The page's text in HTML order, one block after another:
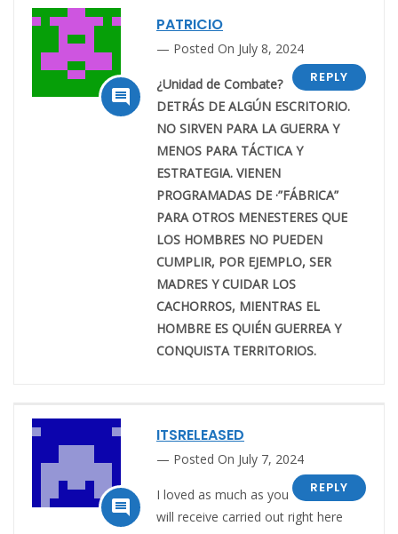

PATRICIO
Posted On July 8, 2024
REPLY
¿Unidad de Combate?
DETRÁS DE ALGÚN ESCRITORIO.
NO SIRVEN PARA LA GUERRA Y
MENOS PARA TÁCTICA Y
ESTRATEGIA. VIENEN
PROGRAMADAS DE ·”FÁBRICA”
PARA OTROS MENESTERES QUE
LOS HOMBRES NO PUEDEN
CUMPLIR, POR EJEMPLO, SER
MADRES Y CUIDAR LOS
CACHORROS, MIENTRAS EL
HOMBRE ES QUIÉN GUERREA Y
CONQUISTA TERRITORIOS.

ITSRELEASED
Posted On July 7, 2024
REPLY
I loved as much as you
will receive carried out right here